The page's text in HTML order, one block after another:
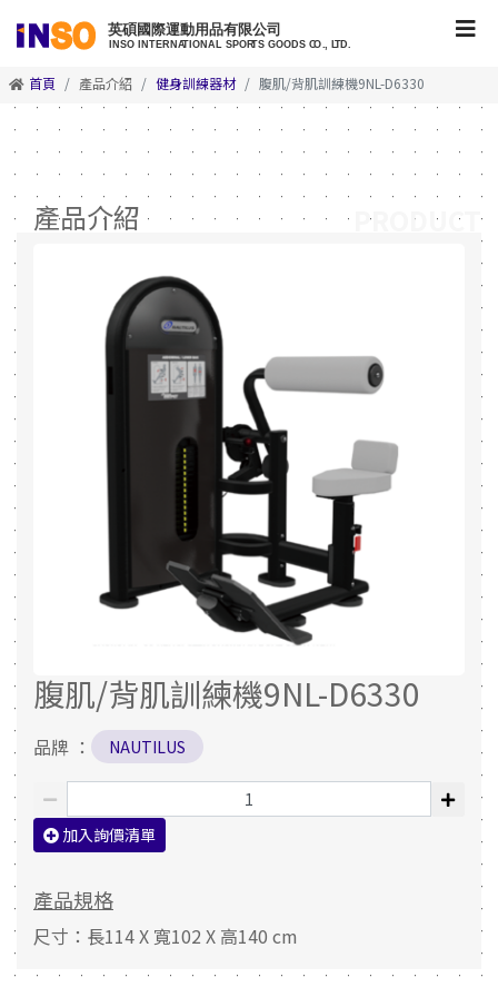
首頁 產品介紹 健身訓練器材 腹肌/背肌訓練機9NL-D6330
產品介紹
腹肌/背肌訓練機9NL-D6330
品牌 ： NAUTILUS
加入詢價清單
產品規格
尺寸：長114 X 寬102 X 高140 cm
PRODUCT